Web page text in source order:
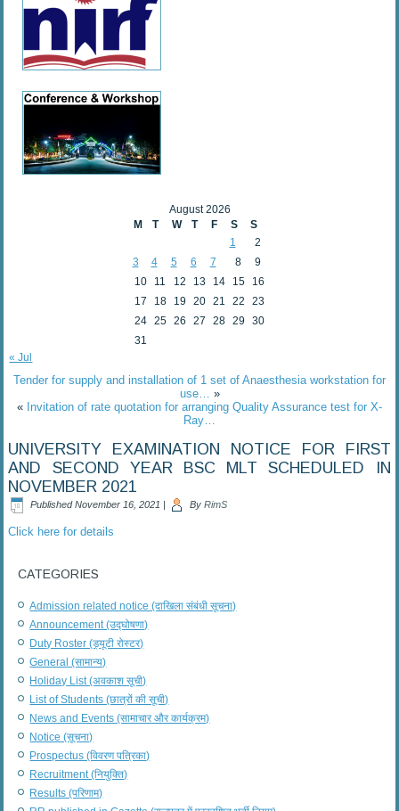
August 2026
M
T W T F S
S
1
2
3
4 5 6 7 8
9
10
11 12 13 14 15
16
17
18 19 20 21 22
23
24 25 26 27 28 29
30
31
« Jul
Tender for supply and installation of 1 set of Anaesthesia workstation for
use…
»
« Invitation of rate quotation for arranging Quality Assurance test for X-
Ray…
UNIVERSITY EXAMINATION NOTICE FOR FIRST
AND SECOND YEAR BSC MLT SCHEDULED IN
NOVEMBER 2021
Published November 16, 2021 | By RimS
Click here for details
CATEGORIES
Admission related notice (दाखिला संबंधी सूचना)
Announcement (उद्घोषणा)
Duty Roster (ड्यूटी रोस्टर)
General (सामान्य)
Holiday List (अवकाश सूची)
List of Students (छात्रों की सूची)
News and Events (सामाचार और कार्यक्रम)
Notice (सूचना)
Prospectus (विवरण पत्रिका)
Recruitment (नियुक्ति)
Results (परिणाम)